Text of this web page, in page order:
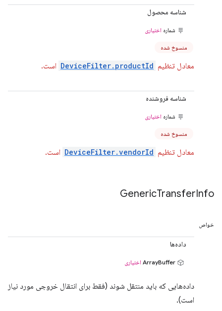
شناسه محصول
شماره اختیاری
منسوخ شده
معادل تنظیم DeviceFilter.productId است.
شناسه فروشنده
شماره اختیاری
منسوخ شده
معادل تنظیم DeviceFilter.vendorId است.
GenericTransferInfo
خواص
داده‌ها
اختیاری
داده‌هایی که باید منتقل شوند (فقط برای انتقال خروجی مورد نیاز
است).